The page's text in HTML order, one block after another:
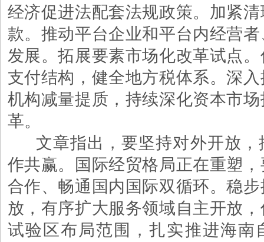
经济促进法配套法规政策。加紧
款。推动平台企业和平台内经营
发展。拓展要素市场化改革试点
支付结构，健全地方税体系。深
机构减量提质，持续深化资本市
革。
文章指出，要坚持对外开放，
作共赢。国际经贸格局正在重塑
合作、畅通国内国际双循环。稳
放，有序扩大服务领域自主开放
试验区布局范围，扎实推进海南